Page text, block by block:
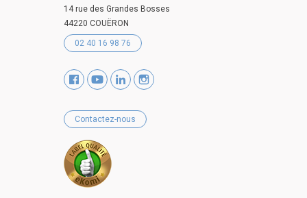
14 rue des Grandes Bosses
44220 COUËRON
02 40 16 98 76
Contactez-nous